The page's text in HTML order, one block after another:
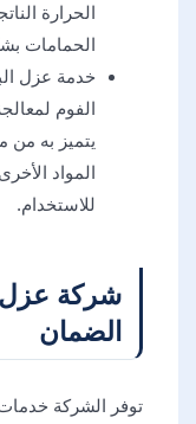
الحرارة
الحمامات
خدمة عزل
الفوم
يتميز به من
المواد
للاستخدام.
الضمان
توفر الشركة